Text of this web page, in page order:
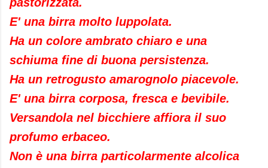
E' una birra molto luppolata.
Ha un colore ambrato chiaro e una
schiuma fine di buona persistenza.
Ha un retrogusto amarognolo piacevole.
E' una birra corposa, fresca e bevibile.
Versandola nel bicchiere affiora il suo
profumo erbaceo.
Non è una birra particolarmente alcolica